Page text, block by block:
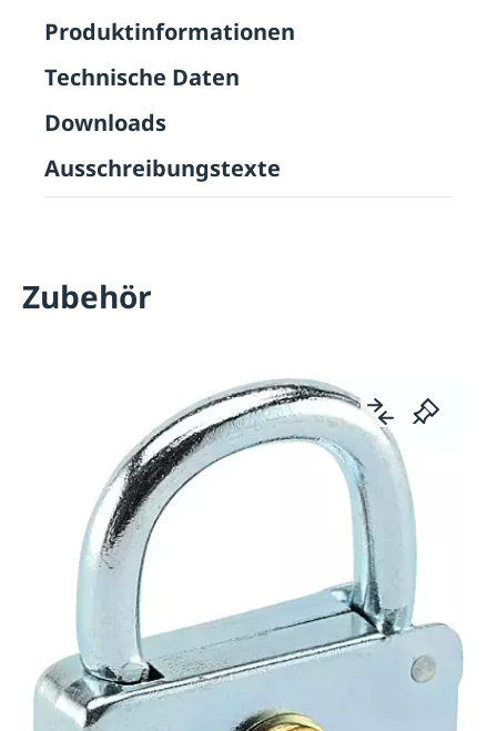
Produktinformationen
Technische Daten
Downloads
Ausschreibungstexte
Zubehör